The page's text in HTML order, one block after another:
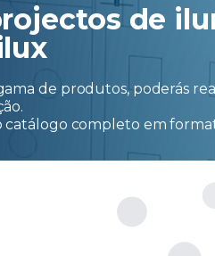
de
de produtos, poderás
catálogo completo em